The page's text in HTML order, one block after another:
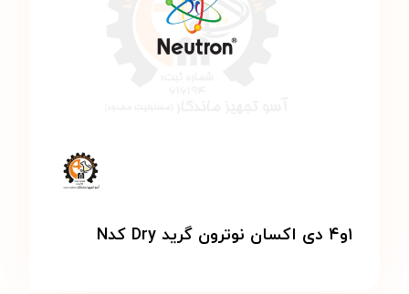
۱و۴ دی اکسان نوترون گرید Dry کدN